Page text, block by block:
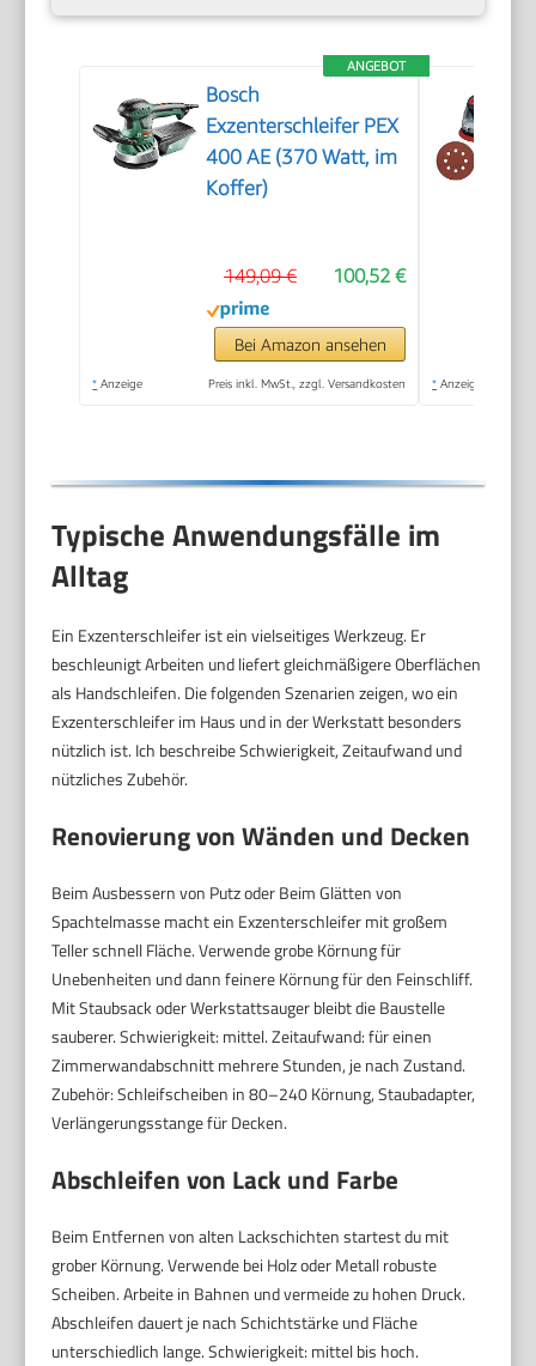
ANGEBOT
Bosch
Exzenterschleifer PEX
400 AE (370 Watt, im
Koffer)
100,52 €
149,09 €
Bei Amazon ansehen
* Anzeige Preis inkl. MwSt., zzgl. Versandkosten * Anzeige
Typische Anwendungsfälle im
Alltag
Ein Exzenterschleifer ist ein vielseitiges Werkzeug. Er
beschleunigt Arbeiten und liefert gleichmäßigere Oberflächen
als Handschleifen. Die folgenden Szenarien zeigen, wo ein
Exzenterschleifer im Haus und in der Werkstatt besonders
nützlich ist. Ich beschreibe Schwierigkeit, Zeitaufwand und
nützliches Zubehör.
Renovierung von Wänden und Decken
Beim Ausbessern von Putz oder Beim Glätten von
Spachtelmasse macht ein Exzenterschleifer mit großem
Teller schnell Fläche. Verwende grobe Körnung für
Unebenheiten und dann feinere Körnung für den Feinschliff.
Mit Staubsack oder Werkstattsauger bleibt die Baustelle
sauberer. Schwierigkeit: mittel. Zeitaufwand: für einen
Zimmerwandabschnitt mehrere Stunden, je nach Zustand.
Zubehör: Schleifscheiben in 80–240 Körnung, Staubadapter,
Verlängerungsstange für Decken.
Abschleifen von Lack und Farbe
Beim Entfernen von alten Lackschichten startest du mit
grober Körnung. Verwende bei Holz oder Metall robuste
Scheiben. Arbeite in Bahnen und vermeide zu hohen Druck.
Abschleifen dauert je nach Schichtstärke und Fläche
unterschiedlich lange. Schwierigkeit: mittel bis hoch.